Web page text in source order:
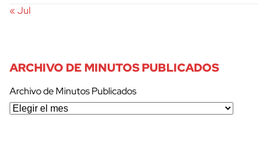
« Jul
ARCHIVO DE MINUTOS PUBLICADOS
Archivo de Minutos Publicados